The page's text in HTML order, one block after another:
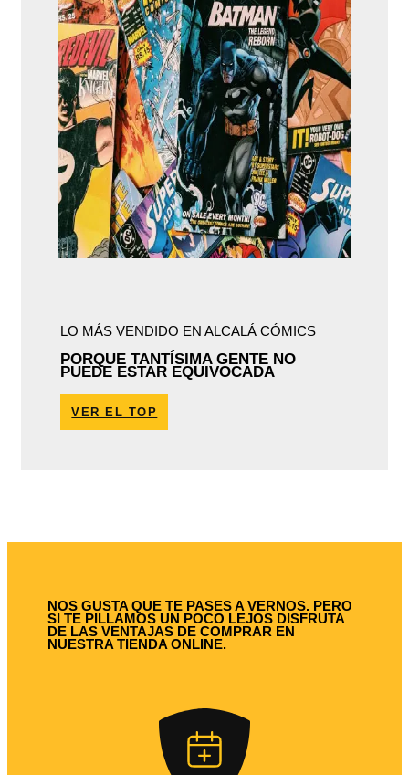
LO MÁS VENDIDO EN ALCALÁ CÓMICS
PORQUE TANTÍSIMA GENTE NO
PUEDE ESTAR EQUIVOCADA
VER EL TOP
NOS GUSTA QUE TE PASES A VERNOS. PERO
SI TE PILLAMOS UN POCO LEJOS DISFRUTA
DE LAS VENTAJAS DE COMPRAR EN
NUESTRA TIENDA ONLINE.